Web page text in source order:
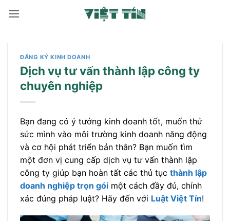
qua
ĐĂNG KÝ KINH DOANH
Dịch vụ tư vấn thành lập công ty
chuyên nghiệp
Bạn đang có ý tưởng kinh doanh tốt, muốn thử
sức mình vào môi trường kinh doanh năng động
và cơ hội phát triển bản thân? Bạn muốn tìm
một đơn vị cung cấp dịch vụ tư vấn thành lập
công ty giúp bạn hoàn tất các thủ tục thành lập
doanh nghiệp trọn gói một cách đầy đủ, chính
xác đúng pháp luật? Hãy đến với Luật Việt Tín!